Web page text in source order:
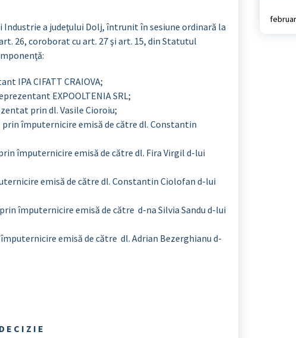
Industrie a judeţului Dolj, întrunit în sesiune ordinară la
26, coroborat cu art. 27 şi art. 15, din Statutul
IPA CIFATT CRAIOVA;
EXPOOLTENIA SRL;
prin dl. Vasile Cioroiu;
prin împuternicire emisă de către dl. Constantin
împuternicire emisă de către dl. Fira Virgil d-lui
emisă de către dl. Constantin Ciolofan d-lui
împuternicire emisă de către d-na Silvia Sandu d-lui
emisă de către dl. Adrian Bezerghianu d-
E C I Z I E